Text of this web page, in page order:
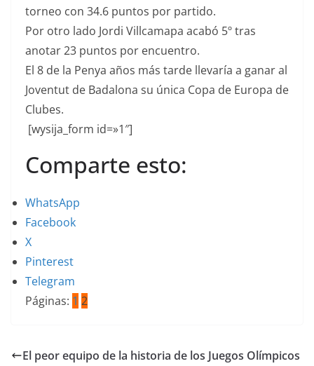
torneo con 34.6 puntos por partido.
Por otro lado Jordi Villcamapa acabó 5º tras
anotar 23 puntos por encuentro.
El 8 de la Penya años más tarde llevaría a ganar al
Joventut de Badalona su única Copa de Europa de
Clubes.
[wysija_form id=»1″]
Comparte esto:
WhatsApp
Facebook
X
Pinterest
Telegram
Páginas: 1 2
El peor equipo de la historia de los Juegos Olímpicos